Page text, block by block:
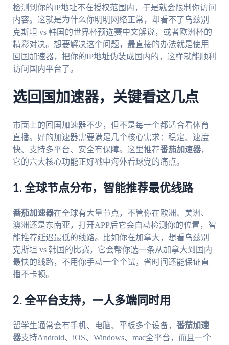
检测到你的IP地址不在授权范围内，于是就会限制你访问
内容。这就是为什么你明明网络正常，却看不了乌兹别
克斯坦 vs 韩国的世界杯预选赛中文解说，或者欧洲杯的
精彩对决。想要解决这个问题，最直接的办法就是使用
回国加速器，把你的IP地址伪装成国内的，这样就能顺利
访问国内平台了。
选回国加速器，关键看这几点
市面上的回国加速器不少，但不是每一个都适合看体育
直播。好的加速器需要满足几个核心需求：稳定、速度
快、支持多平台、安全有保障。这里推荐番茄加速器，
它的六大核心功能正好戳中海外看球党的痛点。
1. 全球节点分布，智能推荐最优线路
番茄加速器在全球有大量节点，不管你在欧洲、美洲、
澳洲还是东南亚，打开APP后它会自动检测你的位置，智
能推荐延迟最低的线路。比如你在加拿大，想看乌兹别
克斯坦 vs 韩国的比赛，它会帮你选一条从加拿大到国内
最快的线路，不用你手动一个个试，省时间还能保证直
播不卡顿。
2. 全平台支持，一人多端同时用
留学生通常会有手机、电脑、平板多个设备， 番茄加速
器支持Android、iOS、Windows、mac全平台，而且一个